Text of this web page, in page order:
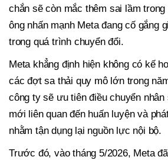
chắn sẽ còn mắc thêm sai lầm
ông nhấn mạnh Meta đang cố gắng
trong quá trình chuyển đổi.
Meta khẳng định hiện không có kế
các đợt sa thải quy mô lớn trong
công ty sẽ ưu tiên điều chuyển
mới liên quan đến huấn luyện và
nhằm tận dụng lại nguồn lực nội bộ.
Trước đó, vào tháng 5/2026, Meta